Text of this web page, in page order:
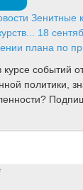
Зенитные
18
плана по
курсе событий
политики,